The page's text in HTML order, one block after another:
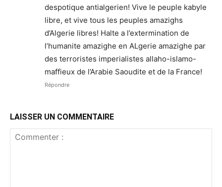
despotique antialgerien! Vive le peuple kabyle
libre, et vive tous les peuples amazighs
d’Algerie libres! Halte a l’extermination de
l’humanite amazighe en ALgerie amazighe par
des terroristes imperialistes allaho-islamo-
maffieux de l’Arabie Saoudite et de la France!
Répondre
LAISSER UN COMMENTAIRE